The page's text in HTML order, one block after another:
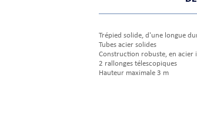
Trépied solide, d'une longue
Tubes acier solides
Construction robuste, en acier
2 rallonges télescopiques
Hauteur maximale 3 m